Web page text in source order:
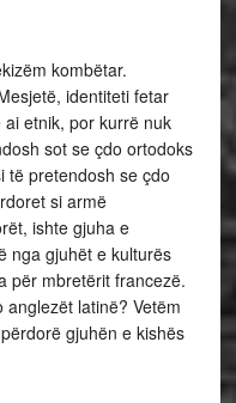
kombëtar.
identiteti fetar
etnik, por kurrë nuk
sot se çdo ortodoks
të pretendosh se çdo
si armë
ishte gjuha e
nga gjuhët e kulturës
për mbretërit francezë.
latinë? Vetëm
gjuhën e kishës